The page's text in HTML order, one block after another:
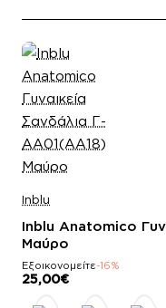
Inblu
Inblu Anatomico
Μαύρο
Εξοικονομείτε-16%
25,00€